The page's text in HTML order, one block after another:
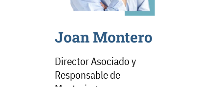
Joan Montero
Director Asociado y
Responsable de